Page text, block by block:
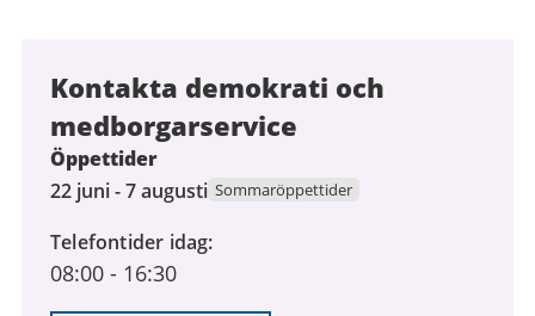
Kontakta demokrati och
medborgarservice
Öppettider
22
2026
till
22 juni - 7 augusti Sommaröppettider
Telefontider idag
08:00 - 16:30